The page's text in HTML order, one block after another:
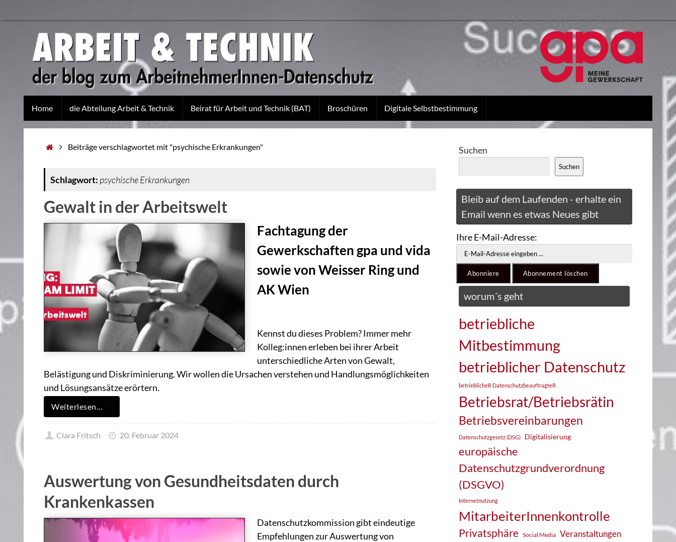
Home die Abteilung Arbeit & Technik Beirat für Arbeit und Technik (BAT) Broschüren Digitale Selbstbestimmung
Beiträge verschlagwortet mit "psychische Erkrankungen"
Schlagwort: psychische Erkrankungen
Gewalt in der Arbeitswelt
Fachtagung der
Gewerkschaften gpa und vida
sowie von Weisser Ring und
AK Wien
Kennst du dieses Problem? Immer mehr
Kolleg:innen erleben bei ihrer Arbeit
unterschiedliche Arten von Gewalt,
Belästigung und Diskriminierung. Wir wollen die Ursachen verstehen und Handlungsmöglichkeiten
und Lösungsansätze erörtern.
Weiterlesen…
Clara Fritsch 20. Februar 2024
Auswertung von Gesundheitsdaten durch
Krankenkassen
Datenschutzkommission gibt eindeutige
Empfehlungen zur Auswertung von
Suchen
Suchen
Bleib auf dem Laufenden - erhalte ein
Email wenn es etwas Neues gibt
Ihre E-Mail-Adresse:
worum´s geht
betriebliche
Mitbestimmung
betrieblicher Datenschutz
betrieblicheR DatenschutzbeauftragteR
Betriebsrat/Betriebsrätin
Betriebsvereinbarungen
Datenschutzgesetz (DSG) Digitalisierung
europäische
Datenschutzgrundverordnung
(DSGVO)
Internetnutzung
MitarbeiterInnenkontrolle
Privatsphäre Social Media Veranstaltungen